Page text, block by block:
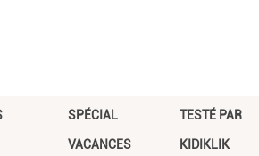
SPÉCIAL
VACANCES
TESTÉ PAR
KIDIKLIK